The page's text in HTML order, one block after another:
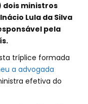
ministros
Lula da Silva
pela
tríplice formada
a advogada
efetiva do